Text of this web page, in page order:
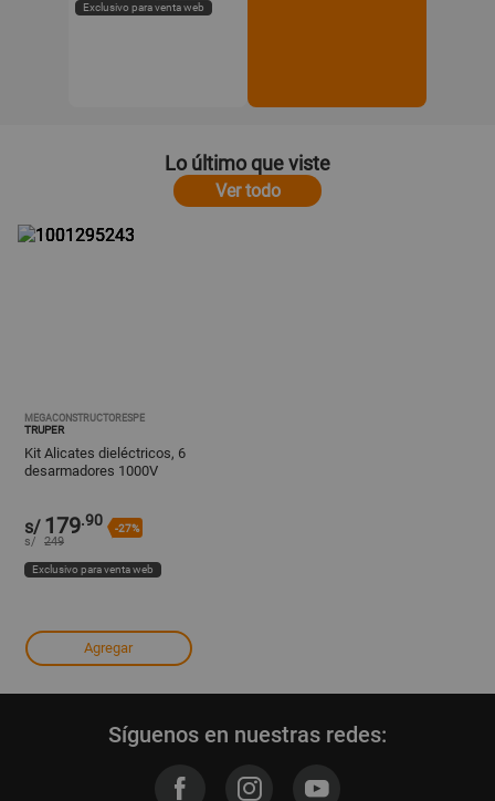
Exclusivo para venta web
Lo último que viste
Ver todo
MEGACONSTRUCTORESPE
TRUPER
Kit Alicates dieléctricos, 6
desarmadores 1000V
s/ 179.90 -27%
s/ 249
Exclusivo para venta web
Agregar
Síguenos en nuestras redes: